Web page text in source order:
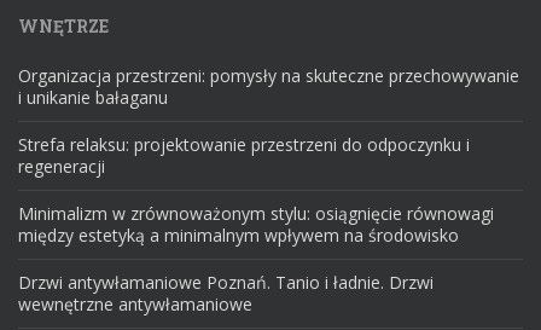
WNĘTRZE
Organizacja przestrzeni: pomysły na skuteczne przechowywanie
i unikanie bałaganu
Strefa relaksu: projektowanie przestrzeni do odpoczynku i
regeneracji
Minimalizm w zrównoważonym stylu: osiągnięcie równowagi
między estetyką a minimalnym wpływem na środowisko
Drzwi antywłamaniowe Poznań. Tanio i ładnie. Drzwi
wewnętrzne antywłamaniowe